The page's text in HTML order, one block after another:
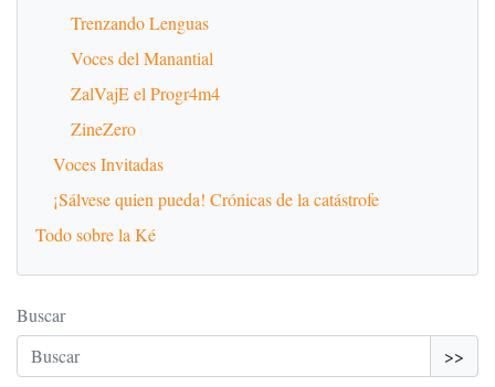
Trenzando Lenguas
Voces del Manantial
ZalVajE el Progr4m4
ZineZero
Voces Invitadas
¡Sálvese quien pueda! Crónicas de la catástrofe
Todo sobre la Ké
Buscar
>>